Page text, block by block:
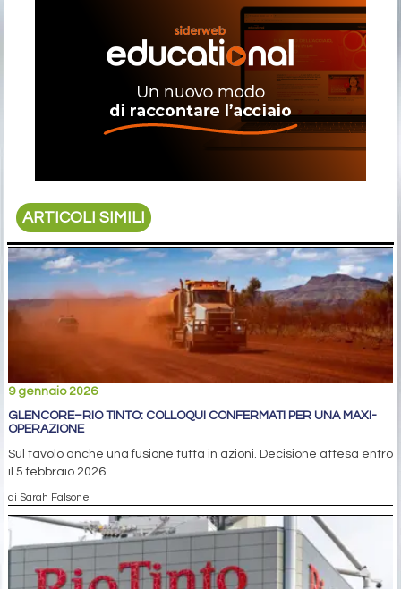
ARTICOLI SIMILI
9 gennaio 2026
GLENCORE–RIO TINTO: COLLOQUI CONFERMATI PER UNA MAXI-
OPERAZIONE
Sul tavolo anche una fusione tutta in azioni. Decisione attesa entro
il 5 febbraio 2026
di Sarah Falsone